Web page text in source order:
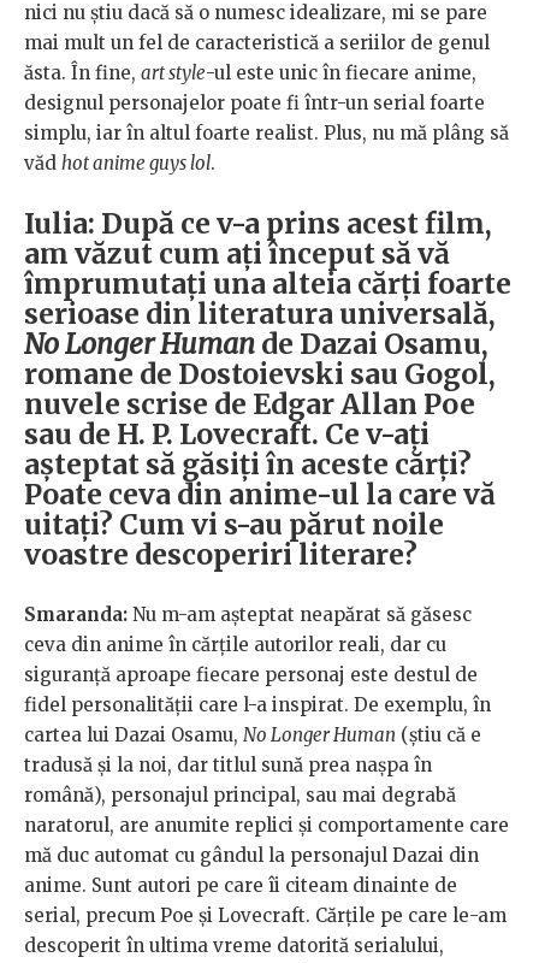
nici nu știu dacă să o numesc idealizare, mi se pare
mai mult un fel de caracteristică a seriilor de genul
ăsta. În fine, art style-ul este unic în fiecare anime,
designul personajelor poate fi într-un serial foarte
simplu, iar în altul foarte realist. Plus, nu mă plâng să
văd hot anime guys lol.
Iulia: După ce v-a prins acest film,
am văzut cum ați început să vă
împrumutați una alteia cărți foarte
serioase din literatura universală,
No Longer Human de Dazai Osamu,
romane de Dostoievski sau Gogol,
nuvele scrise de Edgar Allan Poe
sau de H. P. Lovecraft. Ce v-ați
așteptat să găsiți în aceste cărți?
Poate ceva din anime-ul la care vă
uitați? Cum vi s-au părut noile
voastre descoperiri literare?
Smaranda: Nu m-am așteptat neapărat să găsesc
ceva din anime în cărțile autorilor reali, dar cu
siguranță aproape fiecare personaj este destul de
fidel personalității care l-a inspirat. De exemplu, în
cartea lui Dazai Osamu, No Longer Human (știu că e
tradusă și la noi, dar titlul sună prea nașpa în
română), personajul principal, sau mai degrabă
naratorul, are anumite replici și comportamente care
mă duc automat cu gândul la personajul Dazai din
anime. Sunt autori pe care îi citeam dinainte de
serial, precum Poe și Lovecraft. Cărțile pe care le-am
descoperit în ultima vreme datorită serialului,